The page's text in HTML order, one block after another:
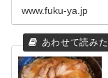
www.fuku-ya.jp